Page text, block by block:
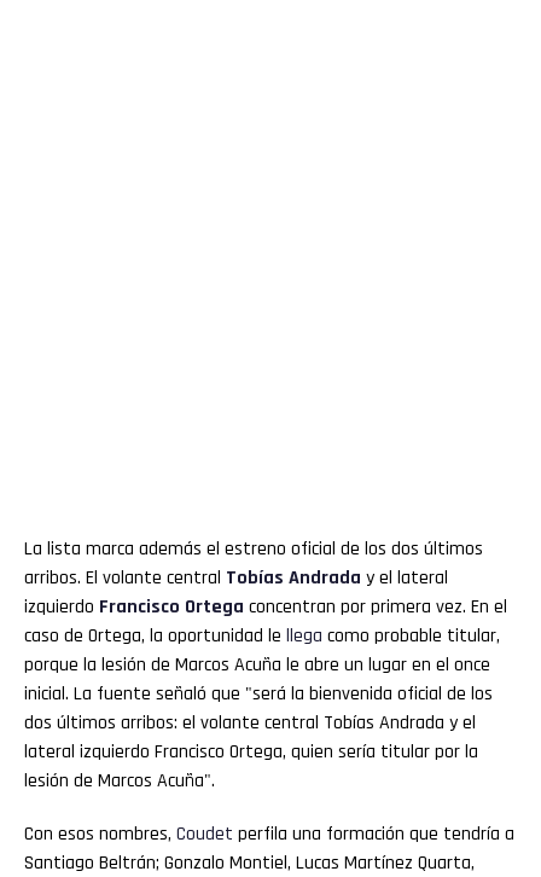
La lista marca además el estreno oficial de los dos últimos
arribos. El volante central Tobías Andrada y el lateral
izquierdo Francisco Ortega concentran por primera vez. En el
caso de Ortega, la oportunidad le llega como probable titular,
porque la lesión de Marcos Acuña le abre un lugar en el once
inicial. La fuente señaló que "será la bienvenida oficial de los
dos últimos arribos: el volante central Tobías Andrada y el
lateral izquierdo Francisco Ortega, quien sería titular por la
lesión de Marcos Acuña".
Con esos nombres, Coudet perfila una formación que tendría a
Santiago Beltrán; Gonzalo Montiel, Lucas Martínez Quarta,